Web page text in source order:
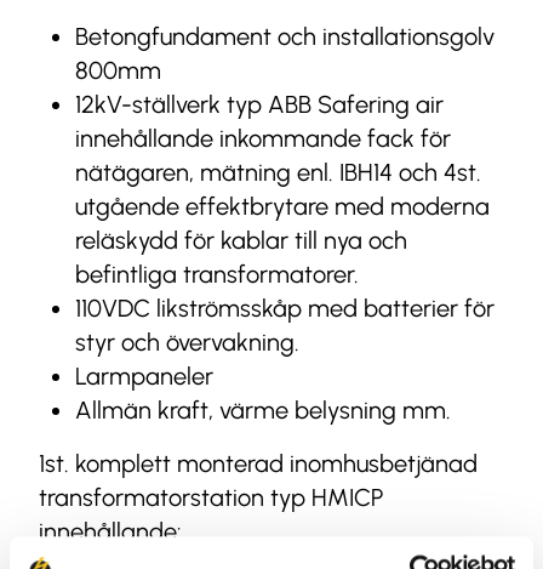
Betongfundament och installationsgolv
800mm
12kV-ställverk typ ABB Safering air
innehållande inkommande fack för
nätägaren, mätning enl. IBH14 och 4st.
utgående effektbrytare med moderna
reläskydd för kablar till nya och
befintliga transformatorer.
110VDC likströmsskåp med batterier för
styr och övervakning.
Larmpaneler
Allmän kraft, värme belysning mm.
1st. komplett monterad inomhusbetjänad
transformatorstation typ HMICP
innehållande: